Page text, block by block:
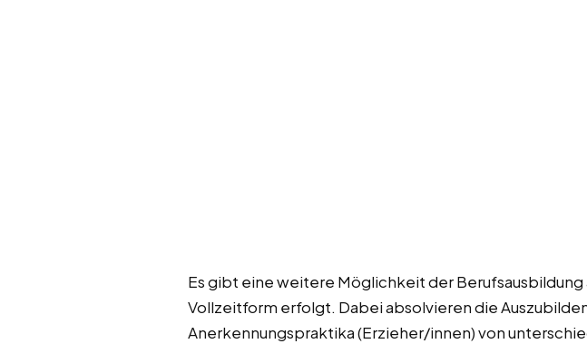
Es gibt eine weitere Möglichkeit der
Vollzeitform erfolgt. Dabei absolvieren die
Anerkennungspraktika (Erzieher/innen) von